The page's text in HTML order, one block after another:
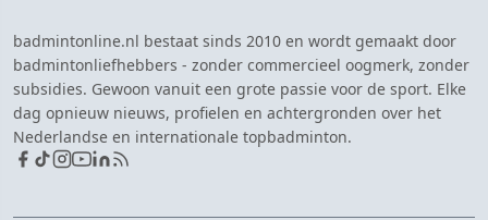
badmintonline.nl bestaat sinds 2010 en wordt gemaakt door
badmintonliefhebbers - zonder commercieel oogmerk, zonder
subsidies. Gewoon vanuit een grote passie voor de sport. Elke
dag opnieuw nieuws, profielen en achtergronden over het
Nederlandse en internationale topbadminton.